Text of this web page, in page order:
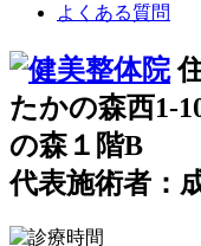
よくある質問
たかの森西1-
の森１階B
代表施術者：